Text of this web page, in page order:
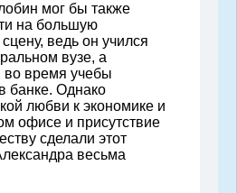
мог бы также
на большую
ведь он учился
вузе, а
во время учебы
банке. Однако
любви к экономике и
офисе и присутствие
сделали этот
весьма